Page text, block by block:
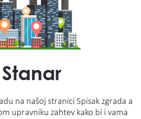
Stanar
na našoj stranici Spisak zgrada a
upravniku zahtev kako bi i vama